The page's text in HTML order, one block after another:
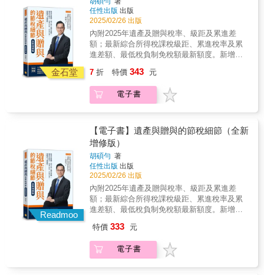
析學（Statistical Analysis），上課第一天，教
授列了一些參考書籍，其中一本迄今仍記憶猶
新、受益無窮的書是：《How to Lie with
Statistics》（如何用統計學說謊）；這是一本
出版於1954年的小冊書，全書僅約150頁，共有
統計數據的案例和利用統計學騙人的技巧。 作
者2年的碩士學習生涯中，並未覺得該書有何用
途，然而，回國重新就業後，卻逐漸啟發他的
「常識邏輯思考」潛能，對於日後工作上的空
思考&rarr;比較分析&rarr;檢討改善，成為作者
研究資訊／數據的三步曲，作者曾以此三步
曲，寫過《拒當下流老人的退休理財計劃》等4
本理財暢銷書，本書即是以常識邏輯思考，進
行比較分析，探討（人身）保險商品之必要性
與適用性。 & 本書帶你深入瞭解保單關鍵細
節！ 讓你不被當肥羊，能夠聰明買保險！ & 在
深入了解之後，作者發現許多投保人必須了解
的關鍵細節。 & 舉例來說，投資型保單有一個
內扣的費用，保險成本（簡單的說就是保險公
司用來支付理賠的費用）。它是直接由你的保
單帳戶價值中扣除。因此你很難察覺這筆支
出。如果你的保單帳戶價值，小於保險成本，
寫此書不是和保險公司有什麼過節，一開始純
粹是因為小孫女出生後，媳婦要為她買一張0歲
保單。「主約是20年繳的終身壽險，加上7種附
約，年繳保費23,932元」，引發他對保險的興
趣。 『直覺上，覺得替「0歲嬰兒」買保險好
像怪怪的，通膨效應無止境，等她到35、50歲
時的保單價值剩多少？因涉及家人的權益，乃
決定進一步研究保險商品，希望能了解「要保
人究竟能由保單獲得怎樣的保障」』。 & 作者
重視思考的邏輯。1985年在他35歲，因自感
「學然後而知不足」，乃決定放棄11年的工作
認為「工程師必須懂統計分析」，規定研究生
須到數學系修統計學課程，他選了一門統計分
析學（Statistical Analysis），上課第一天，教
授列了一些參考書籍，其中一本迄今仍記憶猶
新、受益無窮的書是：《How to Lie with
Statistics》（如何用統計學說謊）；這是一本
出版於1954年的小冊書，全書僅約150頁，共有
10個小單元，書中文圖並茂，列舉了許多玩弄
者2年的碩士學習生涯中，並未覺得該書有何用
「常識邏輯思考」潛能，對於日後工作上的空
調節能評估分析，有很大的幫助。因此，邏輯
思考&rarr;比較分析&rarr;檢討改善，成為作者
發生，親人之間因為分配遺產問題，導致家庭
失和……，更令人啼笑皆非的是，許多個案並
非名下擁有龐大的遺產，但依舊搞到家人之間
雞飛狗跳。所以，無論資產多寡，提早做好自
己的遺產規劃，才能為下一代解決許多煩惱。
金石堂
任性出版 出版
2025/02/26 出版
內附2025年遺產及贈與稅率、級距及累進差
額；最新綜合所得稅課稅級距、累進稅率及累
進差額、最低稅負制免稅額最新額度。新增囤
新算法。民視、東森、TVBS、ETtoday新聞
雲、遠見雜誌、天下、錢雜誌、經濟日報、工
商時報、商業周刊、今周刊、鏡週刊、聯合新
稅的布局》 ◎退休金被騙去投資、假冒遠房親
戚來借錢……怎麼才能守住老本，安享晚年？
◎佳偶變怨偶，怎麼保住財產不被另一半奪
走？ ◎貸款去投資，賺錢又能節遺產稅。金額
沒算好，國稅局會追查。別以為「爭產」這件
事，只有身家上億的豪門才會發生，一般家庭
照樣會為了爭一塊地、一棟房甚至一張紙，為
了財產分配，親人變仇人。執業超過20年的信
達聯合會計師事務所所長胡碩勻，天天遇到這
類案例。這一回，他不只教你如何做好《節稅
享他自執業以來最多人問的兩大問題：「遺產
和贈與」的節稅細節。因為光懂法條沒有用，
你得了解其中的操作細節，財產怎麼贈，孩子
7 折 特價 343 元
電子書
Readmoo
【電子書】遺產與贈與的節稅細節（全新
增修版）
胡碩勻 著
任性出版 出版
2025/02/26 出版
內附2025年遺產及贈與稅率、級距及累進差
額；最新綜合所得稅課稅級距、累進稅率及累
進差額、最低稅負制免稅額最新額度。新增囤
新算法。民視、東森、TVBS、ETtoday新聞
雲、遠見雜誌、天下、錢雜誌、經濟日報、工
商時報、商業周刊、今周刊、鏡週刊、聯合新
特價 333 元
電子書